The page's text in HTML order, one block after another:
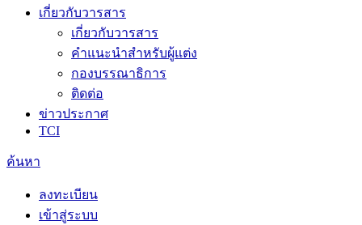
เกี่ยวกับวารสาร
เกี่ยวกับวารสาร
คำแนะนำสำหรับผู้แต่ง
กองบรรณาธิการ
ติดต่อ
ข่าวประกาศ
TCI
ค้นหา
ลงทะเบียน
เข้าสู่ระบบ